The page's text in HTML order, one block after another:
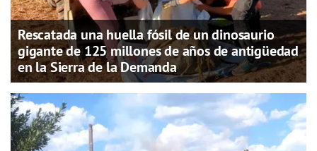
Rescatada una huella fósil de un dinosaurio
gigante de 125 millones de años de antigüedad
en la Sierra de la Demanda